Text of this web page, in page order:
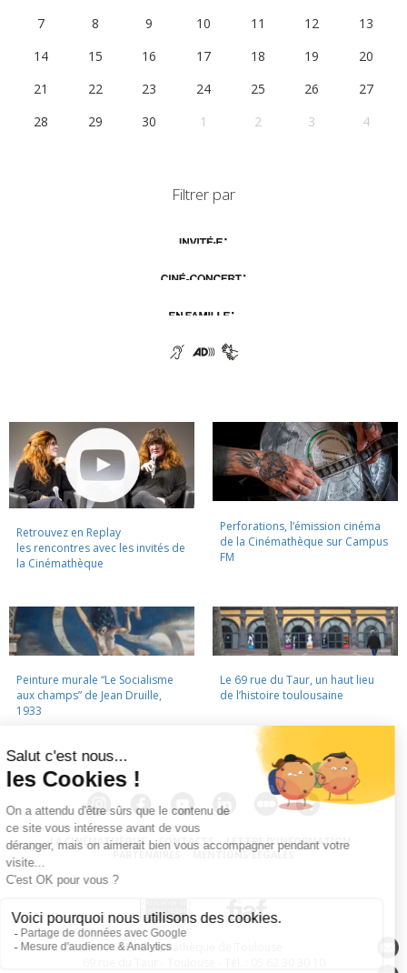
7
8 9 10 11 12
13
14
15 16 17 18 19
20
21
22 23 24 25 26
27
28
29 30 1 2 3 4
Filtrer par
Retrouvez en Replay
les rencontres avec les invités de
la Cinémathèque
Perforations, l’émission cinéma
de la Cinémathèque sur Campus
FM
Peinture murale “Le Socialisme
aux champs” de Jean Druille,
1933
Le 69 rue du Taur, un haut lieu
de l’histoire toulousaine
LA CINÉMATHÈQUE · CONTACTS · LETTRE D'INFORMATION
PARTENAIRES · MENTIONS LÉGALES
La Cinémathèque de Toulouse